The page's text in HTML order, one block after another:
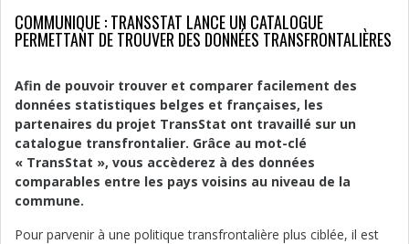
COMMUNIQUE : TRANSSTAT LANCE UN CATALOGUE
PERMETTANT DE TROUVER DES DONNÉES TRANSFRONTALIÈRES
Afin de pouvoir trouver et comparer facilement des
données statistiques belges et françaises, les
partenaires du projet TransStat ont travaillé sur un
catalogue transfrontalier. Grâce au mot-clé
« TransStat », vous accèderez à des données
comparables entre les pays voisins au niveau de la
commune.
Pour parvenir à une politique transfrontalière plus ciblée, il est